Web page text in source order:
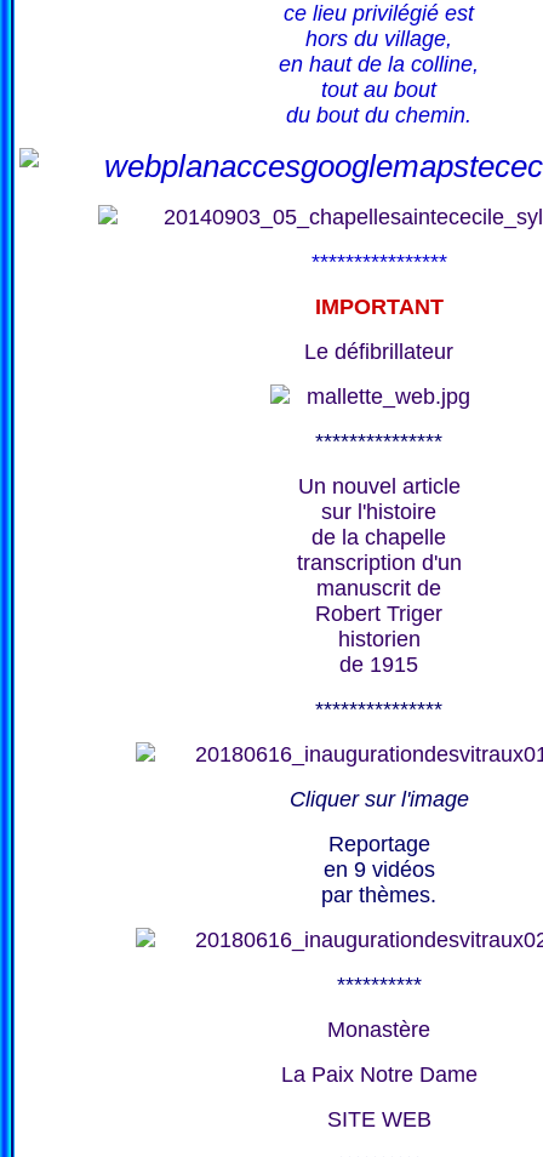
ce lieu privilégié est
hors du village,
en haut de la colline,
tout au bout
du bout du chemin.
****************
IMPORTANT
Le défibrillateur
***************
Un nouvel article
sur l'histoire
de la chapelle
transcription d'un
manuscrit de
Robert Triger
historien
de 1915
***************
Cliquer sur l'image
Reportage
en 9 vidéos
par thèmes.
**********
Monastère
La Paix Notre Dame
SITE WEB